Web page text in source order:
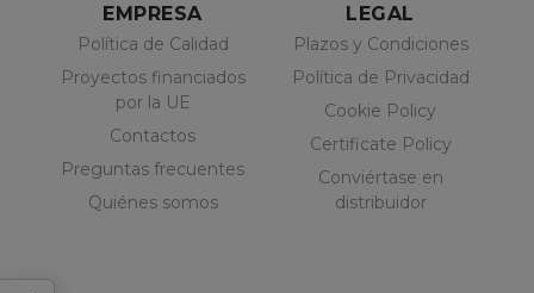
EMPRESA
Política de Calidad
Proyectos financiados
por la UE
Contactos
Preguntas frecuentes
Quiénes somos
LEGAL
Plazos y Condiciones
Política de Privacidad
Cookie Policy
Certificate Policy
Conviértase en
distribuidor